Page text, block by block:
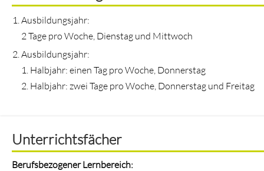
Ausbildungsjahr:
2 Tage pro Woche, Dienstag und Mittwoch
Ausbildungsjahr:
1. Halbjahr: einen Tag pro Woche, Donnerstag
2. Halbjahr: zwei Tage pro Woche, Donnerstag und Freitag
Unterrichtsfächer
Berufsbezogener Lernbereich: